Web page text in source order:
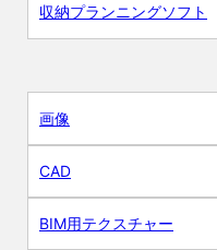
収納プランニングソフト
画像
CAD
BIM用テクスチャー